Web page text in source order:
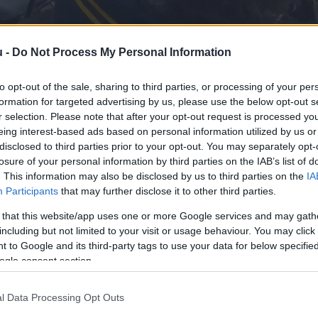
- Do Not Process My Personal Information
opt-out of the sale, sharing to third parties, or processing of your
for targeted advertising by us, please use the below opt-out
selection. Please note that after your opt-out request is processed
interest-based ads based on personal information utilized by us
to third parties prior to your opt-out. You may separately
of your personal information by third parties on the IAB’s list of
This information may also be disclosed by us to third parties on the
Participants that may further disclose it to other third parties.
that this website/app uses one or more Google services and may
but not limited to your visit or usage behaviour. You may
to Google and its third-party tags to use your data for below
consent section.
Data Processing Opt Outs
annyira fontos, mint a
3perc
fegyvere, hogy pártsajtókon keresztül
az „igazságok” közül. Pedig igazság csak
valós tájékoztatást kapjon Kecskemét
az elmúlt években arról, hogy miért fontos a
végérvényesen eltűnik. A független sajtót
ha a kormányváltó erőnek kedvezőtlen híreket
egyenesen ügynököknek nevezik azokat,